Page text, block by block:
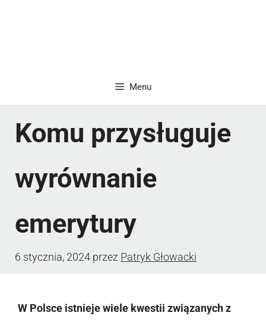
Menu
Komu przysługuje
wyrównanie
emerytury
6 stycznia, 2024 przez Patryk Głowacki
W Polsce istnieje wiele kwestii związanych z